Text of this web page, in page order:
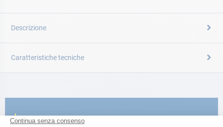
Descrizione
Caratteristiche tecniche
CATALOGARE